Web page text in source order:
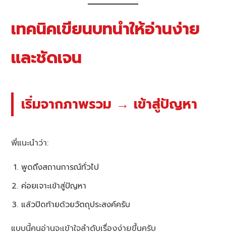
เทคนิคเขียนบทนำให้อ่านง่าย
และชัดเจน
เริ่มจากภาพรวม → เข้าสู่ปัญหา
พี่แนะนำว่า:
พูดถึงสถานการณ์ทั่วไป
ค่อยเจาะเข้าสู่ปัญหา
แล้วปิดท้ายด้วยวัตถุประสงค์ครับ
แบบนี้คนอ่านจะเข้าใจลำดับเรื่องง่ายขึ้นครับ